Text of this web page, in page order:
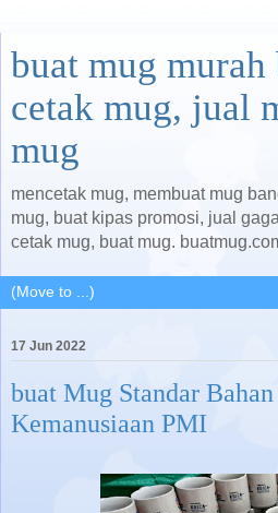
buat mug murah
cetak mug, jual
mug
mencetak mug, membuat mug
mug, buat kipas promosi, jual
cetak mug, buat mug.
17 Jun 2022
buat Mug Standar
Kemanusiaan PMI